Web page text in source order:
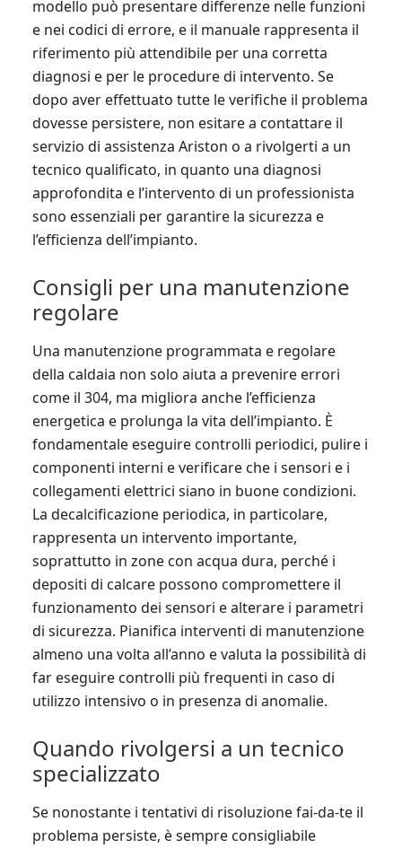
modello può presentare differenze nelle funzioni
e nei codici di errore, e il manuale rappresenta il
riferimento più attendibile per una corretta
diagnosi e per le procedure di intervento. Se
dopo aver effettuato tutte le verifiche il problema
dovesse persistere, non esitare a contattare il
servizio di assistenza Ariston o a rivolgerti a un
tecnico qualificato, in quanto una diagnosi
approfondita e l’intervento di un professionista
sono essenziali per garantire la sicurezza e
l’efficienza dell’impianto.
Consigli per una manutenzione
regolare
Una manutenzione programmata e regolare
della caldaia non solo aiuta a prevenire errori
come il 304, ma migliora anche l’efficienza
energetica e prolunga la vita dell’impianto. È
fondamentale eseguire controlli periodici, pulire i
componenti interni e verificare che i sensori e i
collegamenti elettrici siano in buone condizioni.
La decalcificazione periodica, in particolare,
rappresenta un intervento importante,
soprattutto in zone con acqua dura, perché i
depositi di calcare possono compromettere il
funzionamento dei sensori e alterare i parametri
di sicurezza. Pianifica interventi di manutenzione
almeno una volta all’anno e valuta la possibilità di
far eseguire controlli più frequenti in caso di
utilizzo intensivo o in presenza di anomalie.
Quando rivolgersi a un tecnico
specializzato
Se nonostante i tentativi di risoluzione fai-da-te il
problema persiste, è sempre consigliabile